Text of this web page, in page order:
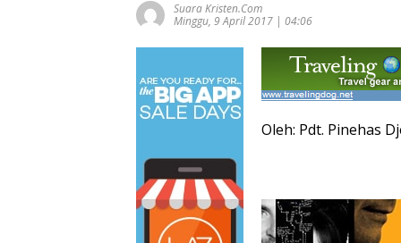
Suara Kristen.com
Minggu, 9 April 2017 | 04:06
Oleh: Pdt. Pinehas